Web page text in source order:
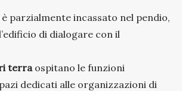
è parzialmente incassato nel pendio,
di dialogare con il
terra ospitano le funzioni
dedicati alle organizzazioni di